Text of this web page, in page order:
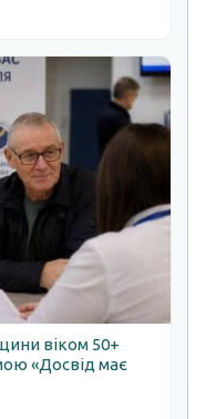
віком 50+
«Досвід має